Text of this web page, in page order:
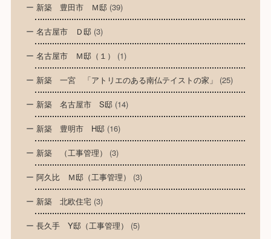
新築 豊田市 Ｍ邸(39)
名古屋市 Ｄ邸(3)
名古屋市 Ｍ邸（１） (1)
新築 一宮 「アトリエのある南仏テイストの家」 (25)
新築 名古屋市 S邸(14)
新築 豊明市 H邸(16)
新築 （工事管理） (3)
阿久比 Ｍ邸（工事管理） (3)
新築 北欧住宅(3)
長久手 Y邸（工事管理） (5)